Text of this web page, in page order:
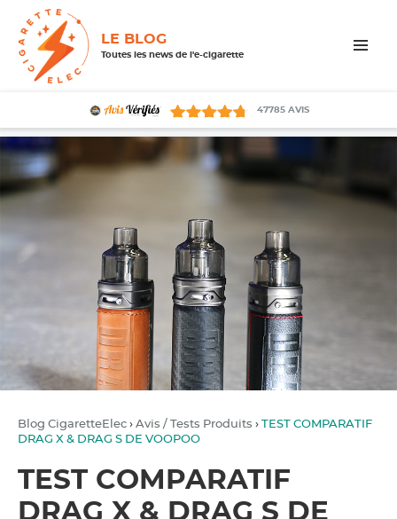
LE BLOG
Toutes les news de l'e-cigarette
47785 AVIS
Blog CigaretteElec › Avis / Tests Produits › TEST COMPARATIF
DRAG X & DRAG S DE VOOPOO
TEST COMPARATIF
DRAG X & DRAG S DE